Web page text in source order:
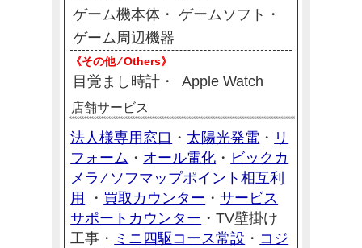
ゲーム機本体
ゲームソフト
ゲーム周辺機器
《その他 ⁄ Others》
目覚まし時計 Apple Watch
店舗サービス
法人様専用窓口 ・ 太陽光発電 ・ リ
フォーム ・ オール電化 ・ ビックカ
メラ ⁄ ソフマップポイント相互利
用
・ 買取カウンター ・サービス
サポートカウンター ・TV壁掛け
工事・ ミニ四駆コース常設 ・ コジ